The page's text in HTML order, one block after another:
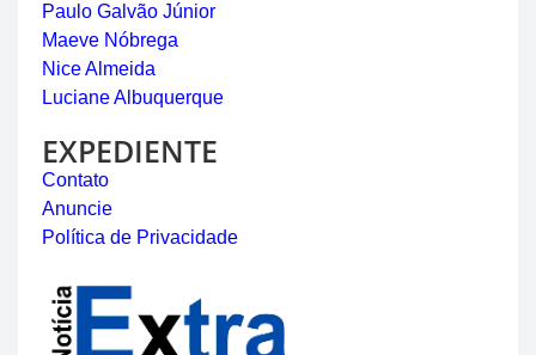
Paulo Galvão Júnior
Maeve Nóbrega
Nice Almeida
Luciane Albuquerque
EXPEDIENTE
Contato
Anuncie
Política de Privacidade